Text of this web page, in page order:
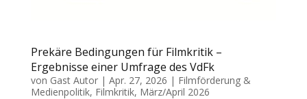
Prekäre Bedingungen für Filmkritik –
Ergebnisse einer Umfrage des VdFk
von Gast Autor| Apr. 27, 2026 | Filmförderung &
Medienpolitik, Filmkritik, März/April 2026